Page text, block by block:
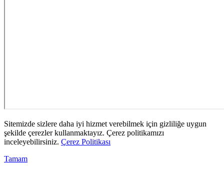
Sitemizde sizlere daha iyi hizmet verebilmek için gizliliğe uygun
şekilde çerezler kullanmaktayız. Çerez politikamızı
inceleyebilirsiniz. Çerez Politikası
Tamam